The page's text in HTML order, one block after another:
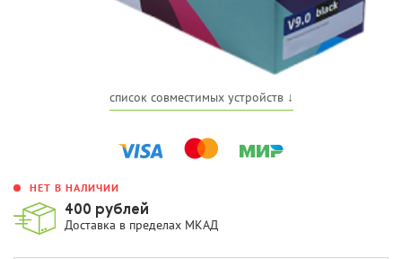
список совместимых устройств ↓
НЕТ В НАЛИЧИИ
400 рублей
Доставка в пределах МКАД